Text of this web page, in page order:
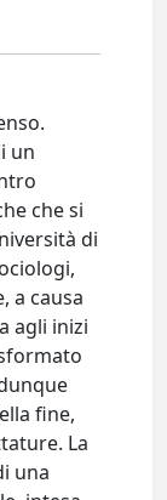
un
che si
di
a causa
agli inizi
fine,
La
una